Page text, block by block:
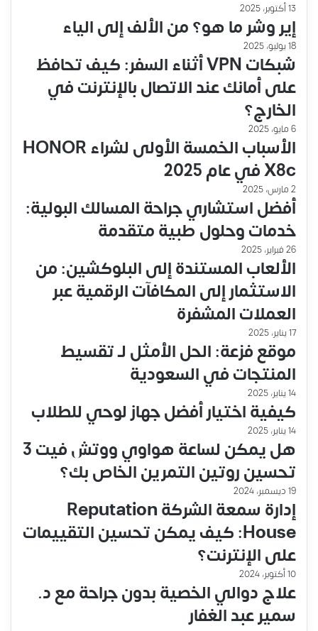
13 أكتوبر، 2025
إير وشر ما هو؟ من الألف إلى الياء
18 يوليو، 2025
شبكات VPN أثناء السفر: كيف تحافظ
على أمانك عند الاتصال بالإنترنت في
الخارج؟
6 مايو، 2025
الأسباب الخمسة الأولى لشراء HONOR
X8c في عام 2025
2 مارس، 2025
أفضل استشاري جراحة المسالك البولية:
خدمات وحلول طبية متقدمة
26 فبراير، 2025
الألعاب المستندة إلى البلوكشين: من
الاستثمار إلى المكافآت الرقمية عبر
العملات المشفرة
17 يناير، 2025
موقع فزعة: الحل الأمثل لـ تقسيط
المنتجات في السعودية
14 يناير، 2025
كيفية اختيار أفضل جهاز لوحي للطلاب
14 يناير، 2025
هل يمكن لساعة هواوي ووتش فيت 3
تحسين روتين التمرين الخاص بك؟
19 ديسمبر، 2024
إدارة سمعة الشركة Reputation
House: كيف يمكن تحسين التقييمات
على الإنترنت؟
10 أكتوبر، 2024
علاج دوالي الخصية بدون جراحة مع د.
سمير عبد الغفار